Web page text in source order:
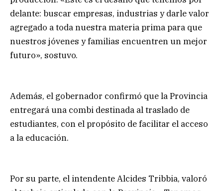
delante: buscar empresas, industrias y darle valor
agregado a toda nuestra materia prima para que
nuestros jóvenes y familias encuentren un mejor
futuro», sostuvo.
Además, el gobernador confirmó que la Provincia
entregará una combi destinada al traslado de
estudiantes, con el propósito de facilitar el acceso
a la educación.
Por su parte, el intendente Alcides Tribbia, valoró